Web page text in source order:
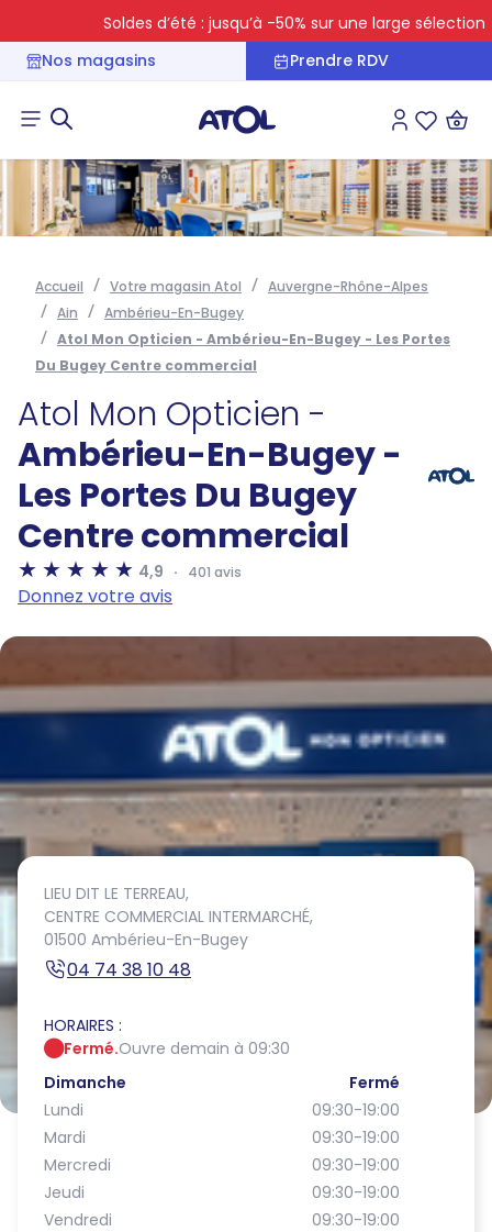
Soldes d’été : jusqu’à -50% sur une large sélection
Nos magasins
Prendre RDV
Connexion
Accueil Votre magasin Atol
Auvergne-Rhône-Alpes
Ain
Ambérieu-En-Bugey
Atol Mon Opticien - Ambérieu-En-Bugey - Les Portes
Du Bugey Centre commercial
Atol Mon Opticien -
Ambérieu-En-Bugey -
Les Portes Du Bugey
Centre commercial
4,9 401 avis
Donnez votre avis
LIEU DIT LE TERREAU,
CENTRE COMMERCIAL INTERMARCHÉ,
01500 Ambérieu-En-Bugey
04 74 38 10 48
HORAIRES :
Fermé.Ouvre demain à 09:30
Dimanche
Fermé
Lundi
09:30-19:00
Mardi
09:30-19:00
Mercredi
09:30-19:00
Jeudi
09:30-19:00
Vendredi
09:30-19:00